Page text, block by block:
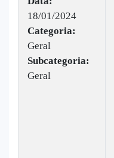
18/01/2024
Categoria:
Geral
Subcategoria:
Geral